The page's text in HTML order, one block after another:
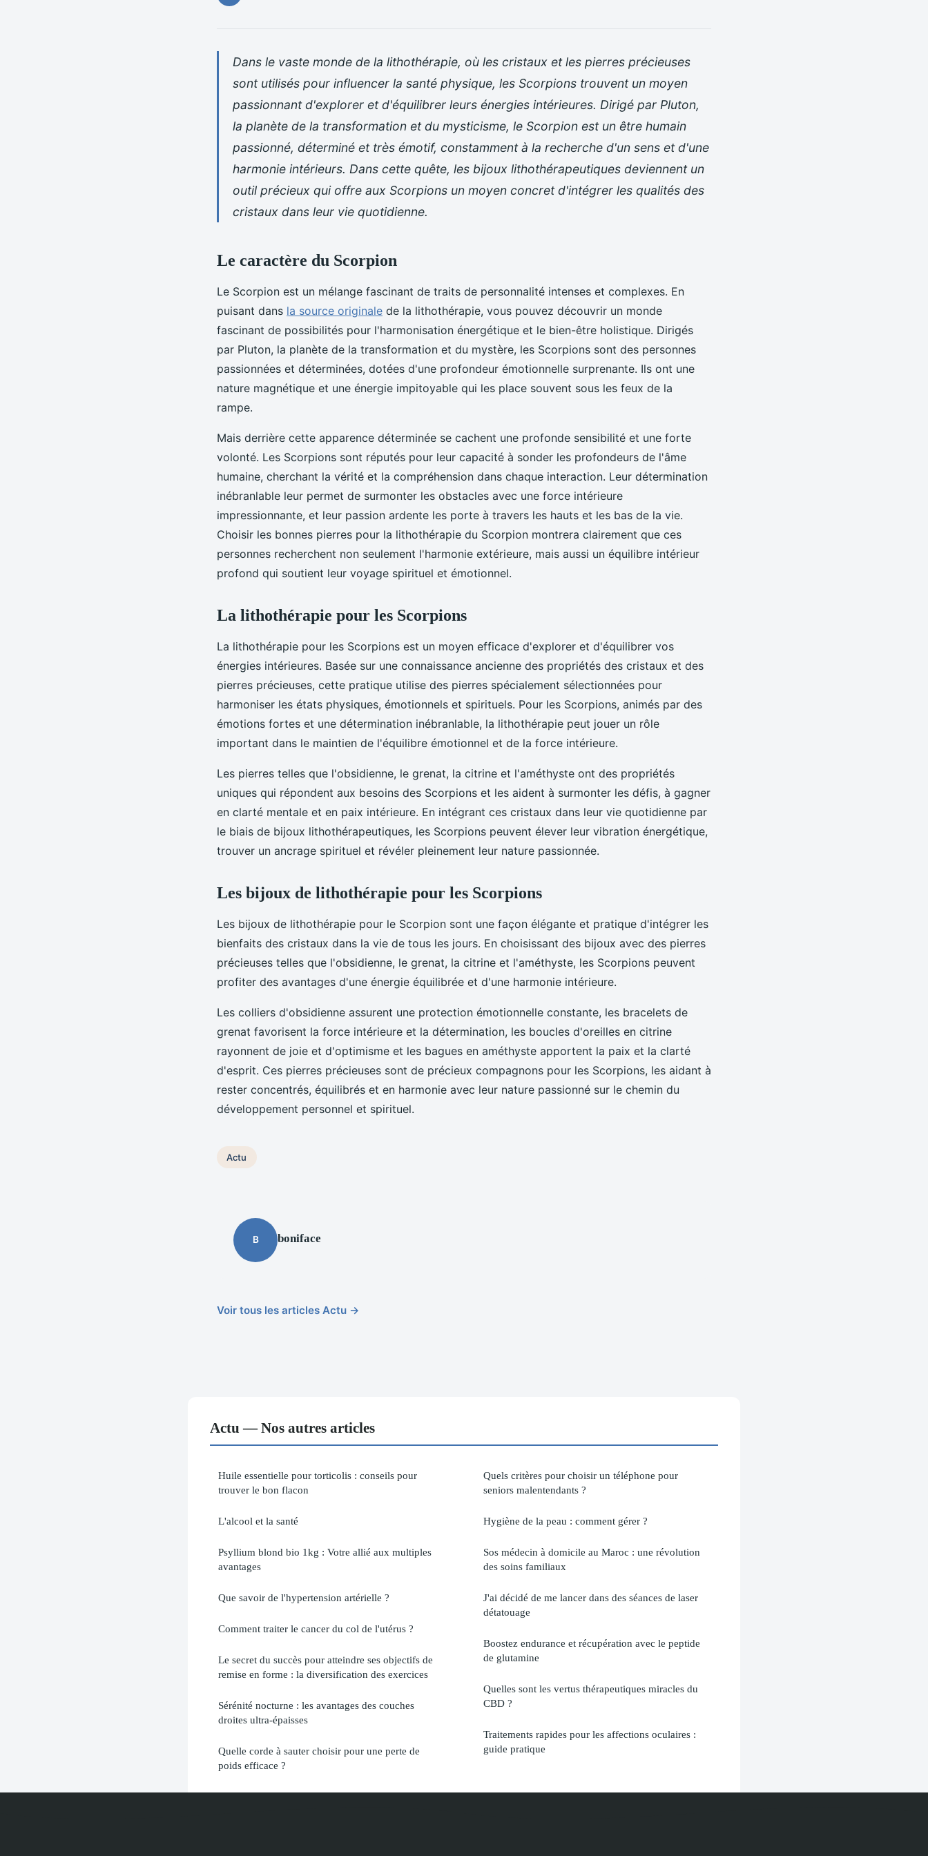
Dans le vaste monde de la lithothérapie, où les cristaux et les pierres précieuses
sont utilisés pour influencer la santé physique, les Scorpions trouvent un moyen
passionnant d'explorer et d'équilibrer leurs énergies intérieures. Dirigé par Pluton,
la planète de la transformation et du mysticisme, le Scorpion est un être humain
passionné, déterminé et très émotif, constamment à la recherche d'un sens et d'une
harmonie intérieurs. Dans cette quête, les bijoux lithothérapeutiques deviennent un
outil précieux qui offre aux Scorpions un moyen concret d'intégrer les qualités des
cristaux dans leur vie quotidienne.
Le caractère du Scorpion
Le Scorpion est un mélange fascinant de traits de personnalité intenses et complexes. En
puisant dans la source originale de la lithothérapie, vous pouvez découvrir un monde
fascinant de possibilités pour l'harmonisation énergétique et le bien-être holistique. Dirigés
par Pluton, la planète de la transformation et du mystère, les Scorpions sont des personnes
passionnées et déterminées, dotées d'une profondeur émotionnelle surprenante. Ils ont une
nature magnétique et une énergie impitoyable qui les place souvent sous les feux de la
rampe.
Mais derrière cette apparence déterminée se cachent une profonde sensibilité et une forte
volonté. Les Scorpions sont réputés pour leur capacité à sonder les profondeurs de l'âme
humaine, cherchant la vérité et la compréhension dans chaque interaction. Leur détermination
inébranlable leur permet de surmonter les obstacles avec une force intérieure
impressionnante, et leur passion ardente les porte à travers les hauts et les bas de la vie.
Choisir les bonnes pierres pour la lithothérapie du Scorpion montrera clairement que ces
personnes recherchent non seulement l'harmonie extérieure, mais aussi un équilibre intérieur
profond qui soutient leur voyage spirituel et émotionnel.
La lithothérapie pour les Scorpions
La lithothérapie pour les Scorpions est un moyen efficace d'explorer et d'équilibrer vos
énergies intérieures. Basée sur une connaissance ancienne des propriétés des cristaux et des
pierres précieuses, cette pratique utilise des pierres spécialement sélectionnées pour
harmoniser les états physiques, émotionnels et spirituels. Pour les Scorpions, animés par des
émotions fortes et une détermination inébranlable, la lithothérapie peut jouer un rôle
important dans le maintien de l'équilibre émotionnel et de la force intérieure.
Les pierres telles que l'obsidienne, le grenat, la citrine et l'améthyste ont des propriétés
uniques qui répondent aux besoins des Scorpions et les aident à surmonter les défis, à gagner
en clarté mentale et en paix intérieure. En intégrant ces cristaux dans leur vie quotidienne par
le biais de bijoux lithothérapeutiques, les Scorpions peuvent élever leur vibration énergétique,
trouver un ancrage spirituel et révéler pleinement leur nature passionnée.
Les bijoux de lithothérapie pour les Scorpions
Les bijoux de lithothérapie pour le Scorpion sont une façon élégante et pratique d'intégrer les
bienfaits des cristaux dans la vie de tous les jours. En choisissant des bijoux avec des pierres
précieuses telles que l'obsidienne, le grenat, la citrine et l'améthyste, les Scorpions peuvent
profiter des avantages d'une énergie équilibrée et d'une harmonie intérieure.
Les colliers d'obsidienne assurent une protection émotionnelle constante, les bracelets de
grenat favorisent la force intérieure et la détermination, les boucles d'oreilles en citrine
rayonnent de joie et d'optimisme et les bagues en améthyste apportent la paix et la clarté
d'esprit. Ces pierres précieuses sont de précieux compagnons pour les Scorpions, les aidant à
rester concentrés, équilibrés et en harmonie avec leur nature passionné sur le chemin du
développement personnel et spirituel.
Actu
B boniface
Voir tous les articles Actu →
Actu — Nos autres articles
Huile essentielle pour torticolis : conseils pour
trouver le bon flacon
L'alcool et la santé
Psyllium blond bio 1kg : Votre allié aux multiples
avantages
Que savoir de l'hypertension artérielle ?
Comment traiter le cancer du col de l'utérus ?
Le secret du succès pour atteindre ses objectifs de
remise en forme : la diversification des exercices
Sérénité nocturne : les avantages des couches
droites ultra-épaisses
Quelle corde à sauter choisir pour une perte de
poids efficace ?
Quels critères pour choisir un téléphone pour
seniors malentendants ?
Hygiène de la peau : comment gérer ?
Sos médecin à domicile au Maroc : une révolution
des soins familiaux
J'ai décidé de me lancer dans des séances de laser
détatouage
Boostez endurance et récupération avec le peptide
de glutamine
Quelles sont les vertus thérapeutiques miracles du
CBD ?
Traitements rapides pour les affections oculaires :
guide pratique